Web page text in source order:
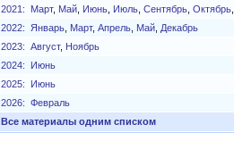
2021:
Март, Май Июнь Июль Сентябрь Октябрь
2022:
Январь Март, Апрель Май Декабрь
2023: Август, Ноябрь
2024:
Июнь
2025:
Июнь
2026: Февраль
Все материалы одним списком